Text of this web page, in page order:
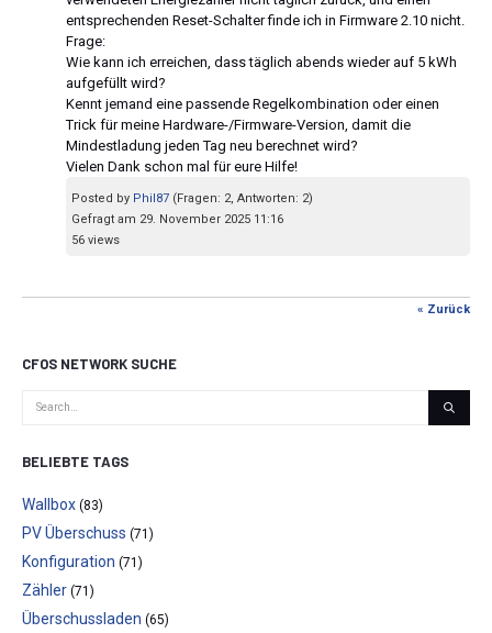
entsprechenden Reset-Schalter finde ich in Firmware 2.10 nicht.
Frage:
Wie kann ich erreichen, dass täglich abends wieder auf 5 kWh
aufgefüllt wird?
Kennt jemand eine passende Regelkombination oder einen
Trick für meine Hardware-/Firmware-Version, damit die
Mindestladung jeden Tag neu berechnet wird?
Vielen Dank schon mal für eure Hilfe!
Posted by Phil87 (Fragen: 2, Antworten: 2)
Gefragt am 29. November 2025 11:16
56 views
« Zurück
CFOS NETWORK SUCHE
BELIEBTE TAGS
Wallbox (83)
PV Überschuss (71)
Konfiguration (71)
Zähler (71)
Überschussladen (65)